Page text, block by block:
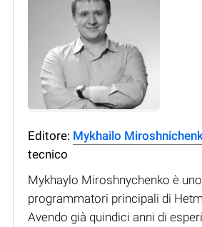
Editore: Mykhailo
tecnico
Mykhaylo Miroshnychenko è
programmatori principali di
Avendo già quindici anni di